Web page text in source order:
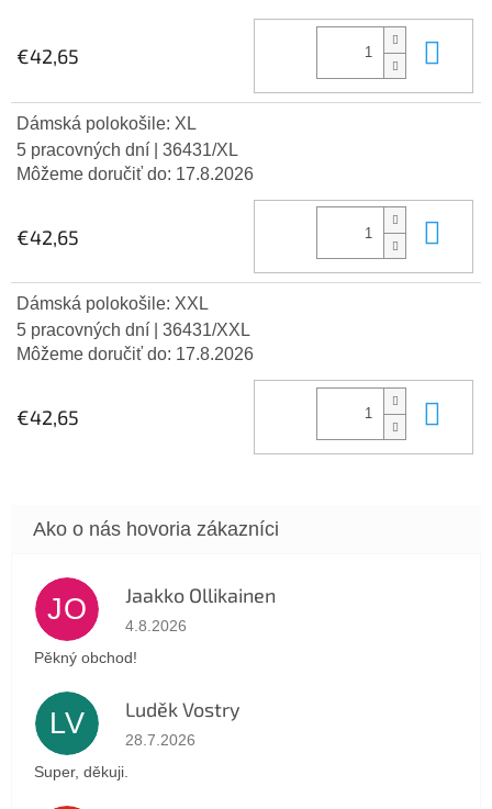
€42,65
Dámská polokošile: XL
5 pracovných dní
| 36431/XL
Môžeme doručiť do: 17.8.2026
€42,65
Dámská polokošile: XXL
5 pracovných dní
| 36431/XXL
Môžeme doručiť do: 17.8.2026
€42,65
JO Jaakko Ollikainen
Hodnotenie obchodu je 5 z 5 hviezdičiek.
4.8.2026
Pěkný obchod!
LV Luděk Vostry
Hodnotenie obchodu je 5 z 5 hviezdičiek.
28.7.2026
Super, děkuji.